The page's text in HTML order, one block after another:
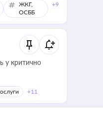
ЖКГ,
ОСББ
+9
у критично
+11